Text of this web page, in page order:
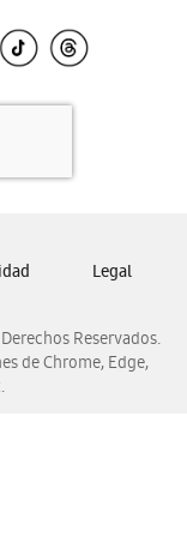
Reservados.
de Chrome, Edge,
Legal